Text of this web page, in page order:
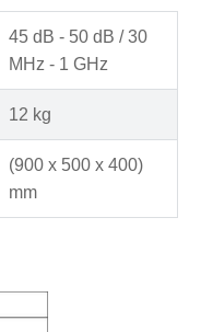
45 dB - 50 dB / 30
MHz - 1 GHz
12 kg
(900 x 500 x 400)
mm